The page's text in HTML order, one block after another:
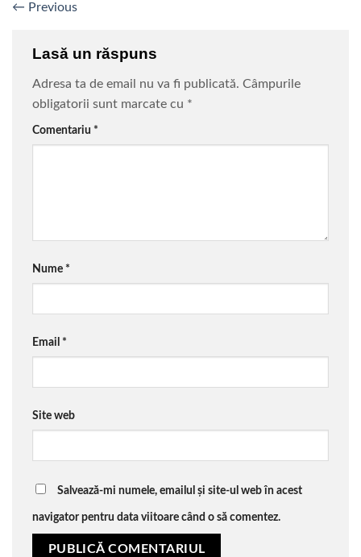
← Previous
Lasă un răspuns
Adresa ta de email nu va fi publicată. Câmpurile
obligatorii sunt marcate cu *
Comentariu *
Nume *
Email *
Site web
Salvează-mi numele, emailul și site-ul web în acest
navigator pentru data viitoare când o să comentez.